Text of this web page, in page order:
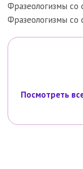
Фразеологизмы со
Фразеологизмы со
Посмотреть